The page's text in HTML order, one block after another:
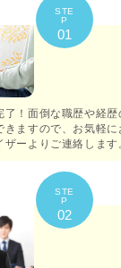
STE
P
01
了！面倒な職歴や経
ますので、お気軽に
ーよりご連絡します
STE
P
02